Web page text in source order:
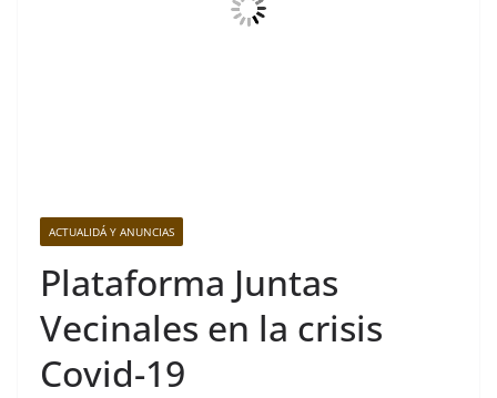
ACTUALIDÁ Y ANUNCIAS
Plataforma Juntas
Vecinales en la crisis
Covid-19